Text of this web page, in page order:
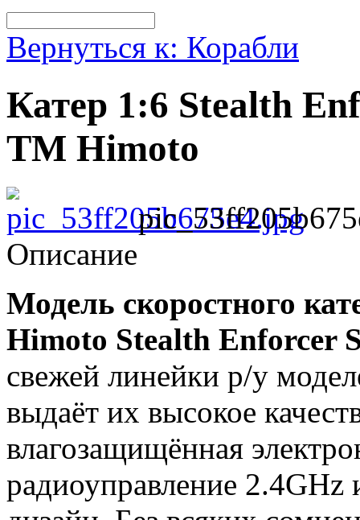
Вернуться к: Корабли
Катер 1:6 Stealth
TM Himoto
Описание
Модель скоростного
Himoto Stealth Enforcer
свежей линейки р/у
выдаёт их высокое
влагозащищённая
радиоуправление